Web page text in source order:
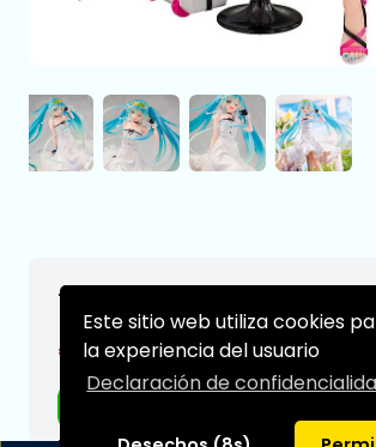
Este sitio web utiliza cookies
la experiencia del usuario
Declaración de
Toridamono Original PVC 1/7
€237,99[Sujeto a cambios]